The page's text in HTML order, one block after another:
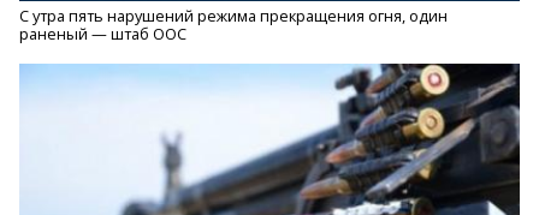
С утра пять нарушений режима прекращения огня, один
раненый — штаб ООС